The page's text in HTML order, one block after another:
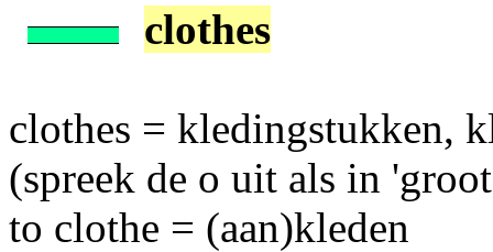
clothes
clothes = kledingstukken,
(spreek de o uit als in
to clothe = (aan)kleden